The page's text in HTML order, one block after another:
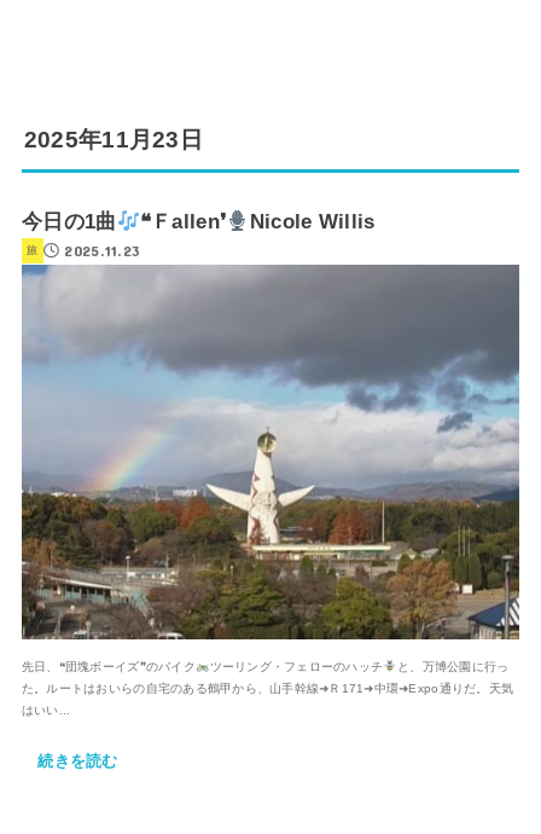
2025年11月23日
今日の1曲 ❝Ｆallen❜ Nicole Willis
旅 2025.11.23
先日、❝団塊ボーイズ❞のバイク ツーリング・フェローのハッチ
と、万博公園に行っ
た。ルートはおいらの自宅のある鶴甲から、山手幹線➜Ｒ171➜中環➜Expo通りだ。天気
はいい...
続きを読む